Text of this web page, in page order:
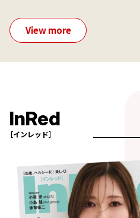
View more
InRed
［インレッド］